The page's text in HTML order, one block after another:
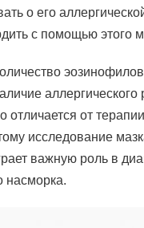
о его
с помощью этого
аллергического
отличается от
исследование
важную роль в
насморка.